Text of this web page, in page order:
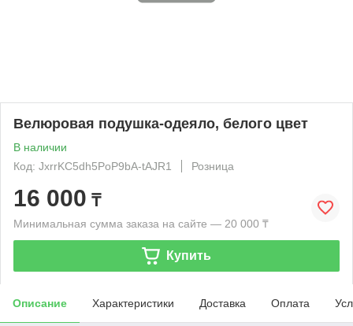
Велюровая подушка-одеяло, белого цвет
В наличии
Код: JxrrKC5dh5PoP9bA-tAJR1
Розница
16 000 ₸
Минимальная сумма заказа на сайте — 20 000 ₸
Купить
Описание Характеристики Доставка Оплата